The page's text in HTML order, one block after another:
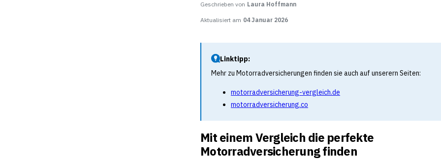
Geschrieben von Laura Hoffmann
Aktualisiert am 04 Januar 2026
Linktipp:
Mehr zu Motorradversicherungen finden sie auch auf unserern Seiten:
motorradversicherung-vergleich.de
motorradversicherung.co
Mit einem Vergleich die perfekte
Motorradversicherung finden